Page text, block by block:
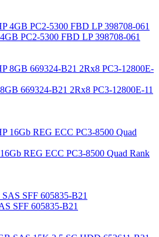
PC2-5300 FBD LP 398708-061
669324-B21 2Rx8 PC3-12800E-11
REG ECC PC3-8500 Quad Rank
SFF 605835-B21